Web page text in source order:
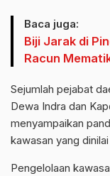
Baca juga:
Biji Jarak di
Racun
Sejumlah pejabat
Dewa Indra dan
menyampaikan
kawasan yang
Pengelolaan